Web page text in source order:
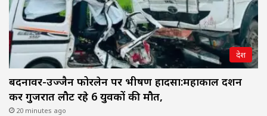
देश
बदनावर-उज्जैन फोरलेन पर भीषण हादसा:महाकाल दर्शन
कर गुजरात लौट रहे 6 युवकों की मौत,
20 minutes ago